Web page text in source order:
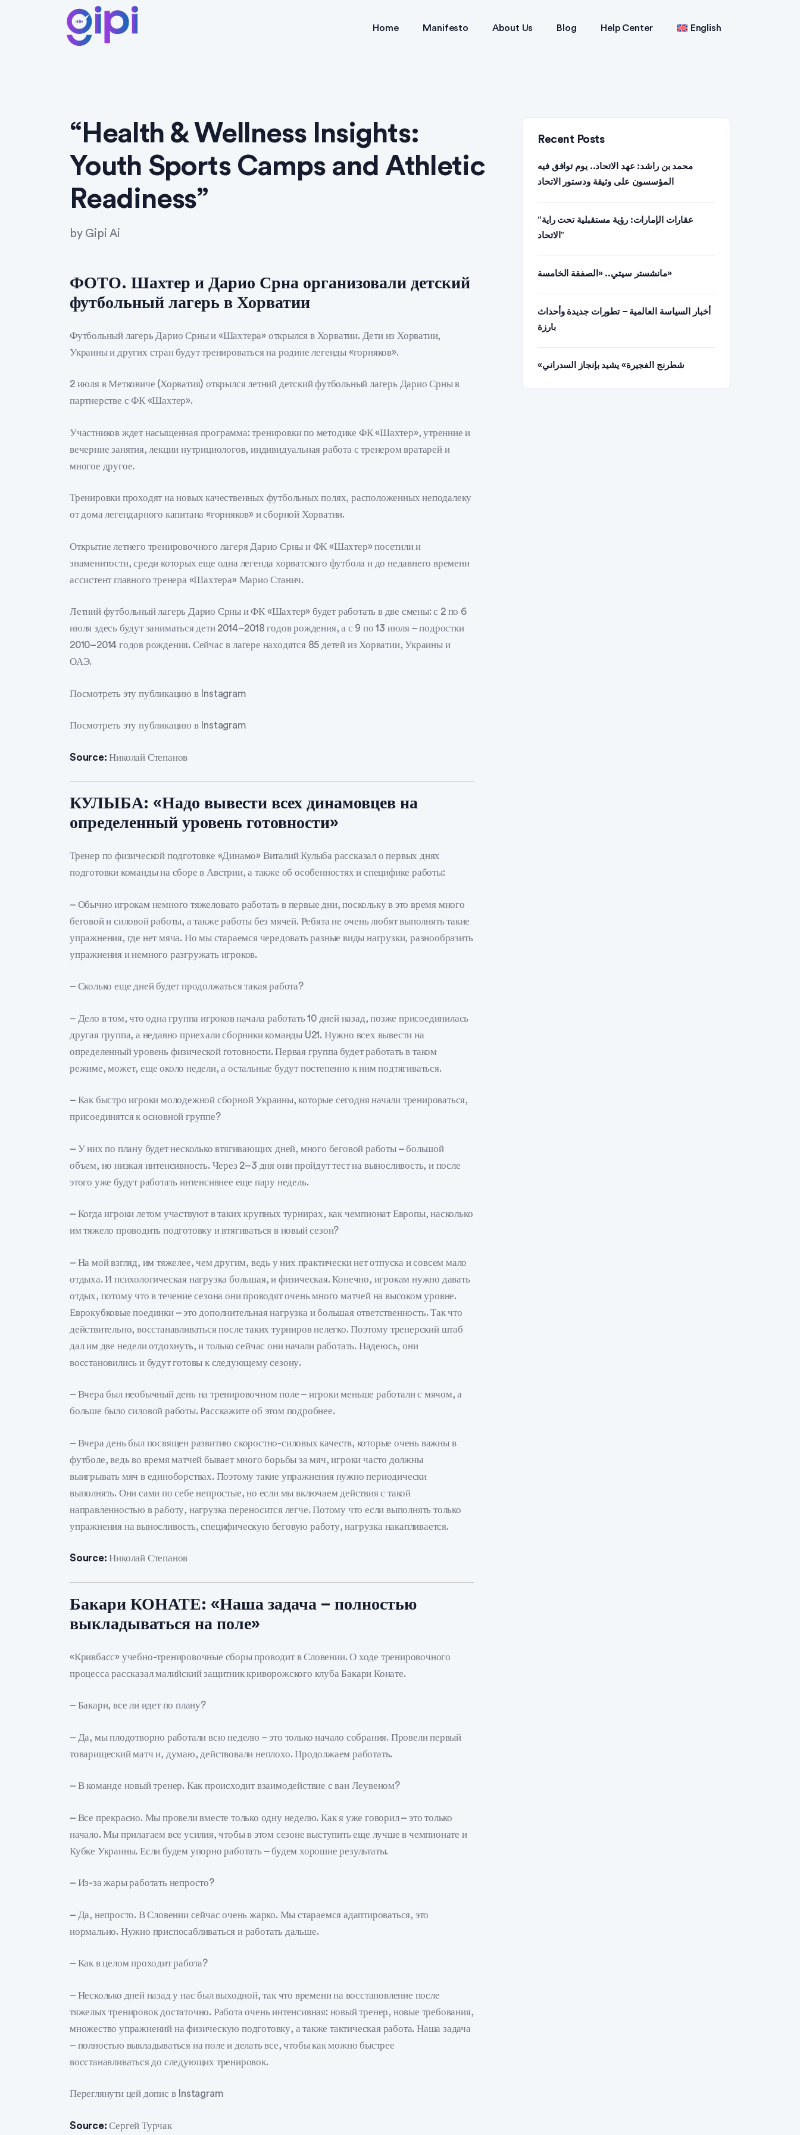
Home Manifesto About Us Blog Help Center English
“Health & Wellness Insights:
Youth Sports Camps and Athletic
Readiness”
by Gipi Ai
ФОТО. Шахтер и Дарио Срна организовали детский
футбольный лагерь в Хорватии
Футбольный лагерь Дарио Срны и «Шахтера» открылся в Хорватии. Дети из Хорватии,
Украины и других стран будут тренироваться на родине легенды «горняков».
2 июля в Метковиче (Хорватия) открылся летний детский футбольный лагерь Дарио Срны в
партнерстве с ФК «Шахтер».
Участников ждет насыщенная программа: тренировки по методике ФК «Шахтер», утренние и
вечерние занятия, лекции нутрициологов, индивидуальная работа с тренером вратарей и
многое другое.
Тренировки проходят на новых качественных футбольных полях, расположенных неподалеку
от дома легендарного капитана «горняков» и сборной Хорватии.
Открытие летнего тренировочного лагеря Дарио Срны и ФК «Шахтер» посетили и
знаменитости, среди которых еще одна легенда хорватского футбола и до недавнего времени
ассистент главного тренера «Шахтера» Марио Станич.
Летний футбольный лагерь Дарио Срны и ФК «Шахтер» будет работать в две смены: с 2 по 6
июля здесь будут заниматься дети 2014–2018 годов рождения, а с 9 по 13 июля – подростки
2010–2014 годов рождения. Сейчас в лагере находятся 85 детей из Хорватии, Украины и
ОАЭ.
Посмотреть эту публикацию в Instagram
Посмотреть эту публикацию в Instagram
Source: Николай Степанов
КУЛЫБА: «Надо вывести всех динамовцев на
определенный уровень готовности»
Тренер по физической подготовке «Динамо» Виталий Кулыба рассказал о первых днях
подготовки команды на сборе в Австрии, а также об особенностях и специфике работы:
– Обычно игрокам немного тяжеловато работать в первые дни, поскольку в это время много
беговой и силовой работы, а также работы без мячей. Ребята не очень любят выполнять такие
упражнения, где нет мяча. Но мы стараемся чередовать разные виды нагрузки, разнообразить
упражнения и немного разгружать игроков.
– Сколько еще дней будет продолжаться такая работа?
– Дело в том, что одна группа игроков начала работать 10 дней назад, позже присоединилась
другая группа, а недавно приехали сборники команды U21. Нужно всех вывести на
определенный уровень физической готовности. Первая группа будет работать в таком
режиме, может, еще около недели, а остальные будут постепенно к ним подтягиваться.
– Как быстро игроки молодежной сборной Украины, которые сегодня начали тренироваться,
присоединятся к основной группе?
– У них по плану будет несколько втягивающих дней, много беговой работы – большой
объем, но низкая интенсивность. Через 2–3 дня они пройдут тест на выносливость, и после
этого уже будут работать интенсивнее еще пару недель.
– Когда игроки летом участвуют в таких крупных турнирах, как чемпионат Европы, насколько
им тяжело проводить подготовку и втягиваться в новый сезон?
– На мой взгляд, им тяжелее, чем другим, ведь у них практически нет отпуска и совсем мало
отдыха. И психологическая нагрузка большая, и физическая. Конечно, игрокам нужно давать
отдых, потому что в течение сезона они проводят очень много матчей на высоком уровне.
Еврокубковые поединки – это дополнительная нагрузка и большая ответственность. Так что
действительно, восстанавливаться после таких турниров нелегко. Поэтому тренерский штаб
дал им две недели отдохнуть, и только сейчас они начали работать. Надеюсь, они
восстановились и будут готовы к следующему сезону.
– Вчера был необычный день на тренировочном поле – игроки меньше работали с мячом, а
больше было силовой работы. Расскажите об этом подробнее.
– Вчера день был посвящен развитию скоростно-силовых качеств, которые очень важны в
футболе, ведь во время матчей бывает много борьбы за мяч, игроки часто должны
выигрывать мяч в единоборствах. Поэтому такие упражнения нужно периодически
выполнять. Они сами по себе непростые, но если мы включаем действия с такой
направленностью в работу, нагрузка переносится легче. Потому что если выполнять только
упражнения на выносливость, специфическую беговую работу, нагрузка накапливается.
Source: Николай Степанов
Бакари КОНАТЕ: «Наша задача – полностью
выкладываться на поле»
«Кривбасс» учебно-тренировочные сборы проводит в Словении. О ходе тренировочного
процесса рассказал малийский защитник криворожского клуба Бакари Конате.
– Бакари, все ли идет по плану?
– Да, мы плодотворно работали всю неделю – это только начало собрания. Провели первый
товарищеский матч и, думаю, действовали неплохо. Продолжаем работать.
– В команде новый тренер. Как происходит взаимодействие с ван Леувеном?
– Все прекрасно. Мы провели вместе только одну неделю. Как я уже говорил – это только
начало. Мы прилагаем все усилия, чтобы в этом сезоне выступить еще лучше в чемпионате и
Кубке Украины. Если будем упорно работать – будем хорошие результаты.
– Из-за жары работать непросто?
– Да, непросто. В Словении сейчас очень жарко. Мы стараемся адаптироваться, это
нормально. Нужно приспосабливаться и работать дальше.
– Как в целом проходит работа?
– Несколько дней назад у нас был выходной, так что времени на восстановление после
тяжелых тренировок достаточно. Работа очень интенсивная: новый тренер, новые требования,
множество упражнений на физическую подготовку, а также тактическая работа. Наша задача
– полностью выкладываться на поле и делать все, чтобы как можно быстрее
восстанавливаться до следующих тренировок.
Переглянути цей допис в Instagram
Source: Сергей Турчак
Recent Posts
محمد بن راشد: عهد الاتحاد.. يوم توافق فيه
المؤسسون على وثيقة ودستور الاتحاد
“عقارات الإمارات: رؤية مستقبلية تحت راية
الاتحاد”
مانشستر سيتي.. «الصفقة الخامسة»
أخبار السياسة العالمية – تطورات جديدة وأحداث
بارزة
«شطرنج الفجيرة» يشيد بإنجاز السدراني